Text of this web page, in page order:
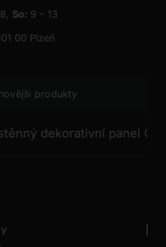
So: 9 – 13
00 Plzeň
produkty
dekorativní panel GONG